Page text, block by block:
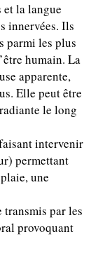
et la langue
innervées. Ils
parmi les plus
humain. La
apparente,
Elle peut être
le long
intervenir
permettant
une
par les
provoquant